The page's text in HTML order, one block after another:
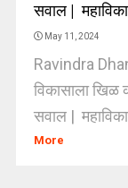
सवाल |
May 11, 2024
Ravindra
विकासाला खिळ
सवाल |
More